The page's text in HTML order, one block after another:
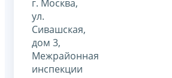
г. Москва,
ул.
Сивашская,
дом 3,
Межрайонная
инспекции